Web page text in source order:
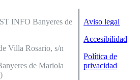
INFO Banyeres de
Villa Rosario, s/n
de Mariola
Aviso legal
Accesibilidad
Política de
privacidad